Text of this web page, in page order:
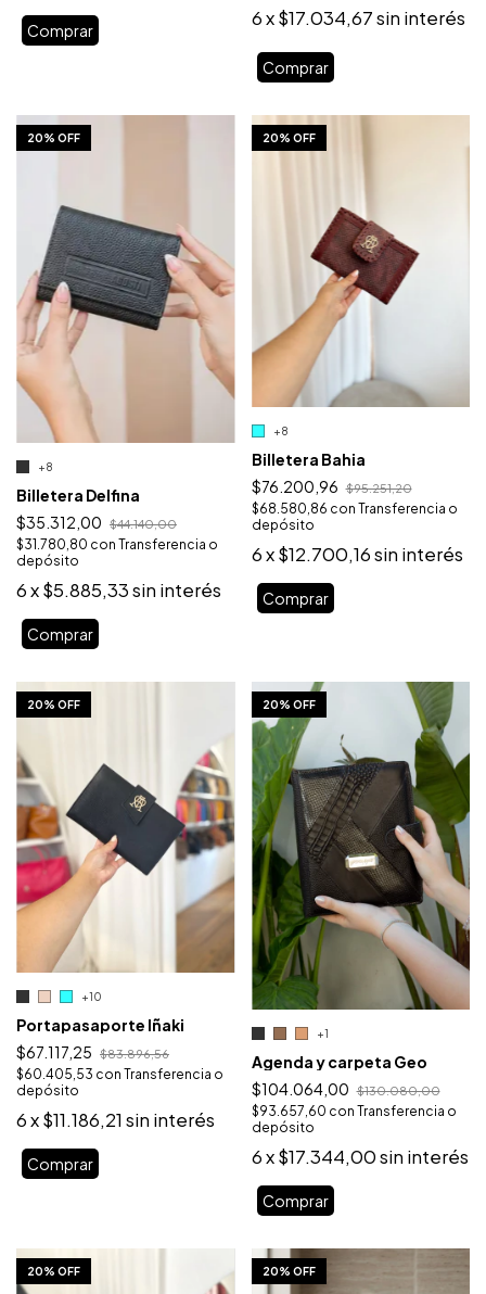
Comprar
6x$17.034,67sin interés
1/10
20% OFF
+8
Billetera Delfina
$35.312,00
$44.140,00
$31.780,80 con Transferencia o
depósito
6x$5.885,33sin interés
Comprar
1/10
20% OFF
+8
Billetera Bahia
$76.200,96 $95.251,20
$68.580,86 con Transferencia o
depósito
6x$12.700,16sin interés
Comprar
1/10
20% OFF
+10
Portapasaporte Iñaki
$67.117,25
$83.896,56
$60.405,53 con Transferencia o
depósito
6x$11.186,21sin interés
Comprar
1/10
20% OFF
+1
Agenda y carpeta Geo
$104.064,00 $130.080,00
$93.657,60 con Transferencia o
depósito
6x$17.344,00sin interés
Comprar
1/10
20% OFF 1/10
20% OFF